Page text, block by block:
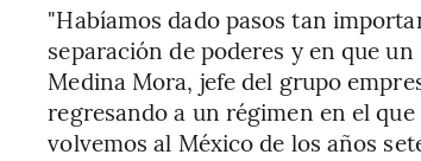
"Habíamos dado pasos tan
separación de poderes y en que
Medina Mora, jefe del grupo
regresando a un régimen en el
volvemos al México de los años